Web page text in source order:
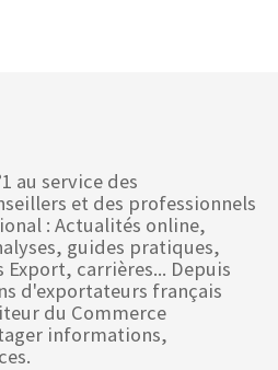
au service des
et des professionnels
: Actualités online,
guides pratiques,
carrières... Depuis
d'exportateurs français
du Commerce
informations,